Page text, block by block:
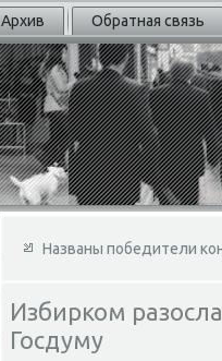
Архив Обратная связь
Названы победители
Избирком
Госдуму